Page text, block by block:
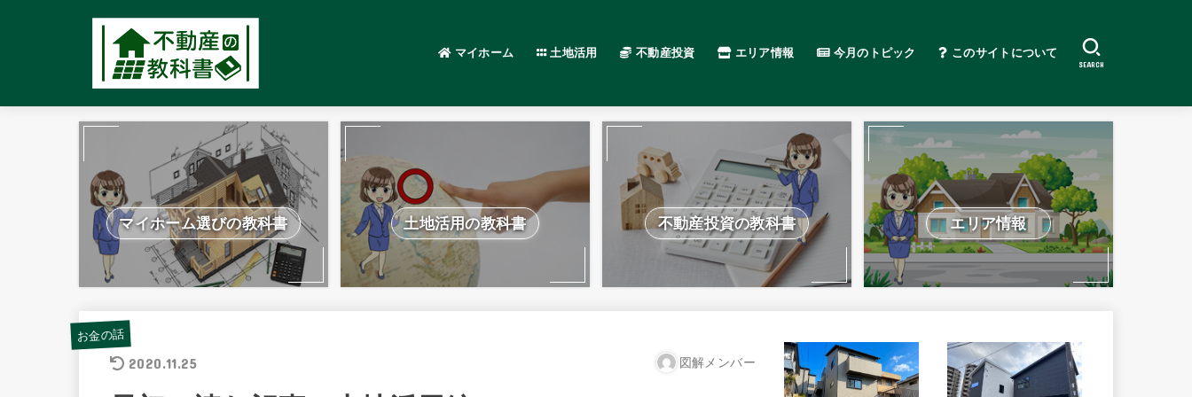
マイホーム 土地活用 不動産投資 エリア情報 今月のトピック このサイトについて
SEARCH
マイホーム選びの教科書 土地活用の教科書 不動産投資の教科書 エリア情報
お金の話
2020.11.25 図解メンバー